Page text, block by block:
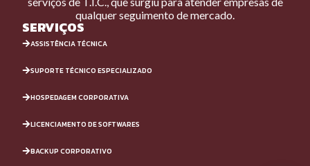
qualquer seguimento de mercado.
SERVIÇOS
ASSISTÊNCIA TÉCNICA
SUPORTE TÉCNICO ESPECIALIZADO
HOSPEDAGEM CORPORATIVA
LICENCIAMENTO DE SOFTWARES
BACKUP CORPORATIVO